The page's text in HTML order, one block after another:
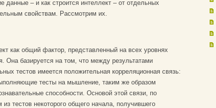
данные – и как строится интеллект – от отдельных
свойствам. Рассмотрим их.
как общий фактор, представленный на всех уровнях
Она базируется на том, что между результатами
тестов имеется положительная корреляционная связь:
тесты на мышление, таким же образом
способности. Основой этой связи, по
тестов некоторого общего начала, получившего